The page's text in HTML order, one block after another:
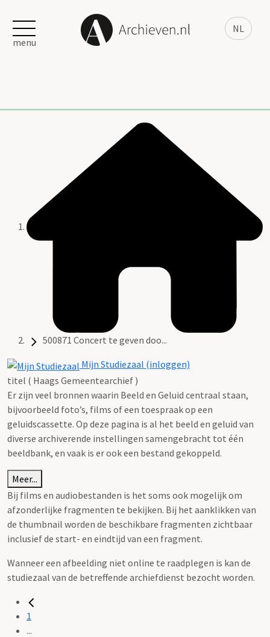
NL
menu
500871 Concert te geven doo...
Mijn Studiezaal (inloggen)
titel ( Haags Gemeentearchief )
Er zijn veel bronnen waarin Beeld en Geluid centraal staan,
bijvoorbeeld foto’s, films of een toespraak op een
geluidscassette. Op deze pagina is al het beeld en geluid van
diverse archiverende instellingen samengebracht tot één
beeldbank, en vaak is er ook een bestand gekoppeld.
Meer...
Bij films en audiobestanden is het soms ook mogelijk om
afzonderlijke fragmenten te bekijken. Bij het aanklikken van
de thumbnail worden de beschikbare fragmenten zichtbaar
inclusief de start- en eindtijd van een fragment.
Wanneer een afbeelding niet online te raadplegen is kan de
studiezaal van de betreffende archiefdienst bezocht worden.
1
...